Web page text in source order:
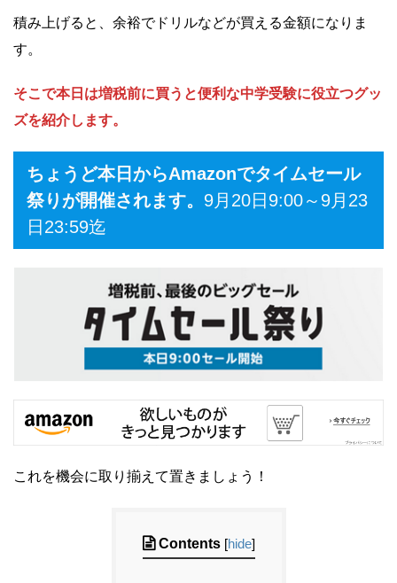
積み上げると、余裕でドリルなどが買える金額になりま
す。
そこで本日は増税前に買うと便利な中学受験に役立つグッ
ズを紹介します。
ちょうど本日からAmazonでタイムセール
祭りが開催されます。 9月20日9:00～9月23
日23:59迄
これを機会に取り揃えて置きましょう！
Contents [hide]